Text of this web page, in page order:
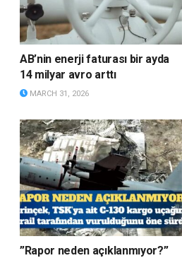
AB’nin enerji faturası bir ayda
14 milyar avro arttı
MARCH 31, 2026
”Rapor neden açıklanmıyor?”